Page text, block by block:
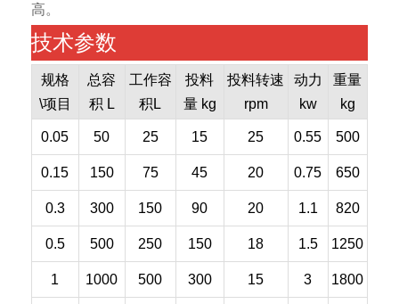
高。
技术参数
规格
\项目
总容
积 L
工作容
积L
投料
量 kg
投料转速
rpm
动力
kw
重量
kg
0.05 50 25 15 25 0.55 500
0.15 150 75 45 20 0.75 650
0.3 300 150 90 20 1.1 820
0.5 500 250 150 18 1.5 1250
1 1000 500 300 15 3 1800